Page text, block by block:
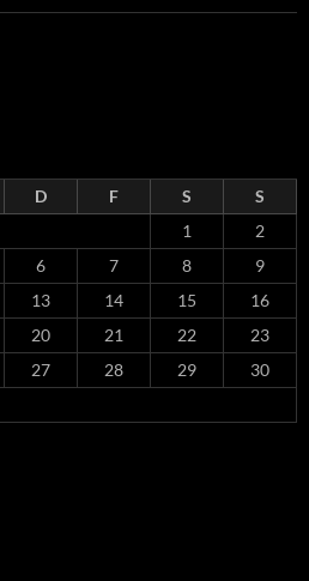
D F S
S
1
2
6 7 8
9
13 14 15
16
20 21 22
23
27 28 29
30